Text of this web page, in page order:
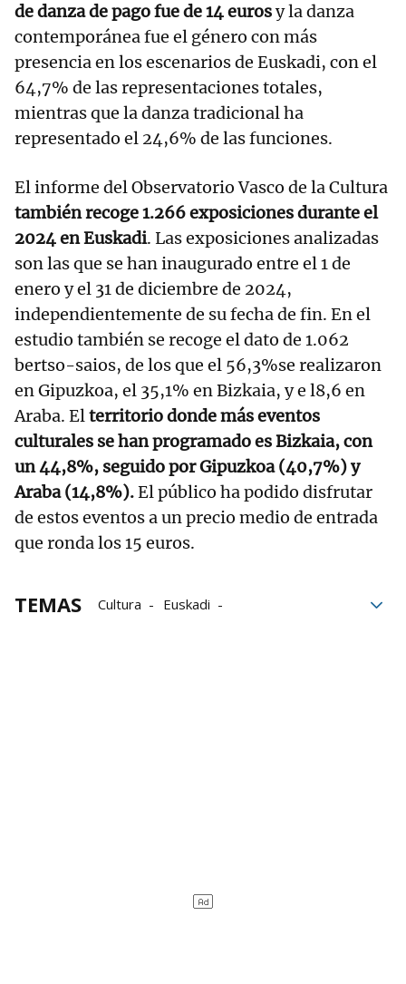
de danza de pago fue de 14 eurosy la danza
contemporánea fue el género con más
presencia en los escenarios de Euskadi, con el
64,7% de las representaciones totales,
mientras que la danza tradicional ha
representado el 24,6% de las funciones.
El informe del Observatorio Vasco de la Cultura
también recoge 1.266 exposiciones durante el
2024 en Euskadi. Las exposiciones analizadas
son las que se han inaugurado entre el 1 de
enero y el 31 de diciembre de 2024,
independientemente de su fecha de fin. En el
estudio también se recoge el dato de 1.062
bertso-saios, de los que el 56,3%se realizaron
en Gipuzkoa, el 35,1% en Bizkaia, y e l8,6 en
Araba. Elterritorio donde más eventos
culturales se han programado es Bizkaia, con
un 44,8%, seguido por Gipuzkoa (40,7%) y
Araba (14,8%).El público ha podido disfrutar
de estos eventos a un precio medio de entrada
que ronda los 15 euros.
TEMAS Cultura
Euskadi